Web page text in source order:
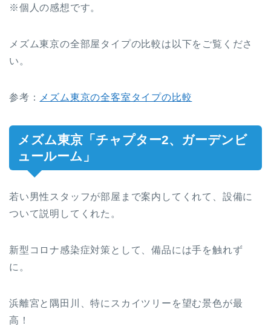
※個人の感想です。
メズム東京の全部屋タイプの比較は以下をご覧くださ
い。
参考： メズム東京の全客室タイプの比較
メズム東京「チャプター2、ガーデンビ
ュールーム」
若い男性スタッフが部屋まで案内してくれて、設備に
ついて説明してくれた。
新型コロナ感染症対策として、備品には手を触れず
に。
浜離宮と隅田川、特にスカイツリーを望む景色が最
高！